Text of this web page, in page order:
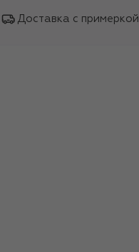
Доставка с примеркой